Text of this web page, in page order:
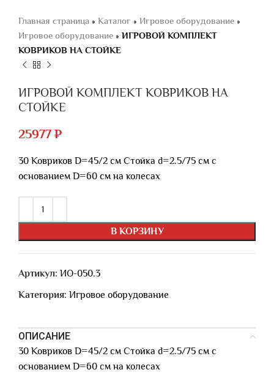
Главная страница » Каталог » Игровое оборудование »
Игровое оборудование » ИГРОВОЙ КОМПЛЕКТ
КОВРИКОВ НА СТОЙКЕ
ИГРОВОЙ КОМПЛЕКТ КОВРИКОВ НА
СТОЙКЕ
25977 ₽
30 Ковриков D=45/2 см Стойка d=2.5/75 см с
основанием D=60 см на колесах
В КОРЗИНУ
Артикул: ИО-050.3
Категория: Игровое оборудование
ОПИСАНИЕ
30 Ковриков D=45/2 см Стойка d=2.5/75 см с
основанием D=60 см на колесах